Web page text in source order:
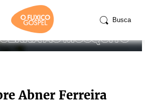
Busca
Abner Ferreira